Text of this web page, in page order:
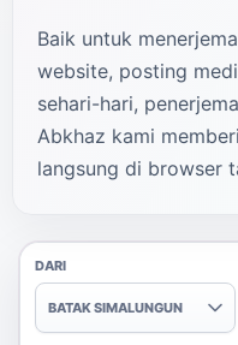
Baik untuk
website, posting
sehari-hari,
Abkhaz kami
langsung di browser
DARI
BATAK SIMALUNGUN